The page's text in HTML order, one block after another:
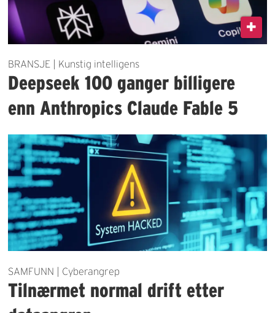
BRANSJE | Kunstig intelligens
Deepseek 100 ganger billigere
enn Anthropics Claude Fable 5
SAMFUNN | Cyberangrep
Tilnærmet normal drift etter